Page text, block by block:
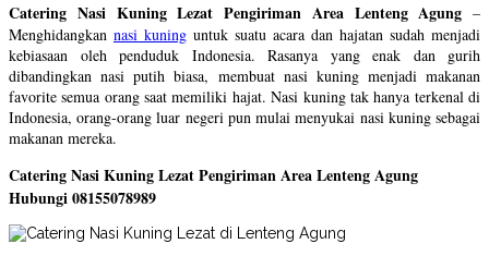
Catering Nasi Kuning Lezat Pengiriman Area Lenteng Agung –
Menghidangkan nasi kuning untuk suatu acara dan hajatan sudah menjadi
kebiasaan oleh penduduk Indonesia. Rasanya yang enak dan gurih
dibandingkan nasi putih biasa, membuat nasi kuning menjadi makanan
favorite semua orang saat memiliki hajat. Nasi kuning tak hanya terkenal di
Indonesia, orang-orang luar negeri pun mulai menyukai nasi kuning sebagai
makanan mereka.
Catering Nasi Kuning Lezat Pengiriman Area Lenteng Agung
Hubungi 08155078989